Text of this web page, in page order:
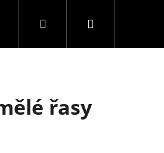
o nohy F3 kolekce
PřihlášeníNákupní
řasy